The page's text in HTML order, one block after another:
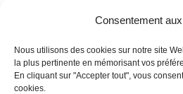
Consentement
Nous utilisons des cookies sur notre site
la plus pertinente en mémorisant vos
En cliquant sur "Accepter tout", vous
cookies.